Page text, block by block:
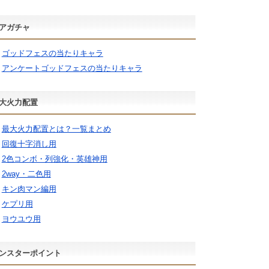
ガチャ
ゴッドフェスの当たりキャラ
アンケートゴッドフェスの当たりキャラ
火力配置
最大火力配置とは？一覧まとめ
回復十字消し用
2色コンボ・列強化・英雄神用
2way・二色用
キン肉マン編用
ケプリ用
ヨウユウ用
スターポイント